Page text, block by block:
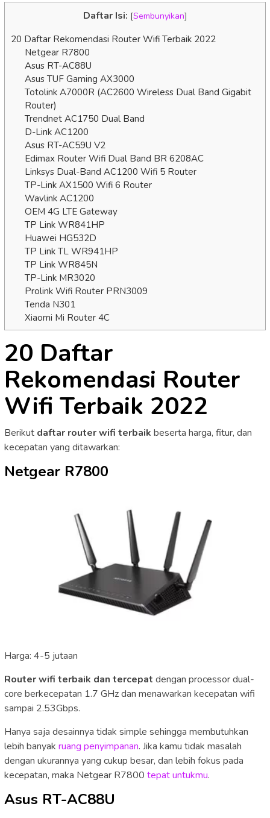
Daftar Isi: [Sembunyikan]
20 Daftar Rekomendasi Router Wifi Terbaik 2022
Netgear R7800
Asus RT-AC88U
Asus TUF Gaming AX3000
Totolink A7000R (AC2600 Wireless Dual Band Gigabit
Router)
Trendnet AC1750 Dual Band
D-Link AC1200
Asus RT-AC59U V2
Edimax Router Wifi Dual Band BR 6208AC
Linksys Dual-Band AC1200 Wifi 5 Router
TP-Link AX1500 Wifi 6 Router
Wavlink AC1200
OEM 4G LTE Gateway
TP Link WR841HP
Huawei HG532D
TP Link TL WR941HP
TP Link WR845N
TP-Link MR3020
Prolink Wifi Router PRN3009
Tenda N301
Xiaomi Mi Router 4C
20 Daftar
Rekomendasi Router
Wifi Terbaik 2022
Berikut daftar router wifi terbaik beserta harga, fitur, dan
kecepatan yang ditawarkan:
Netgear R7800
Harga: 4-5 jutaan
Router wifi terbaik dan tercepat dengan processor dual-
core berkecepatan 1.7 GHz dan menawarkan kecepatan wifi
sampai 2.53Gbps.
Hanya saja desainnya tidak simple sehingga membutuhkan
lebih banyak ruang penyimpanan. Jika kamu tidak masalah
dengan ukurannya yang cukup besar, dan lebih fokus pada
kecepatan, maka Netgear R7800 tepat untukmu.
Asus RT-AC88U